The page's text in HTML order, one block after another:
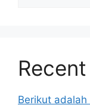
Berikut